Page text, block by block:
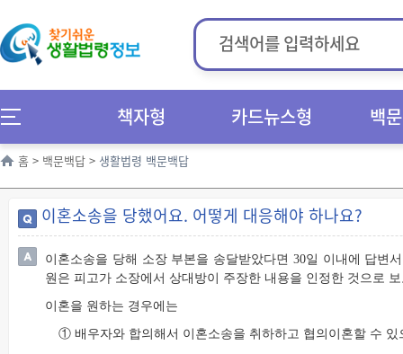
책자형 카드뉴스형 백
홈 > 백문백답 > 생활법령 백문백답
이혼소송을 당했어요. 어떻게 대응해야 하나요?
이혼소송을 당해 소장 부본을 송달받았다면 30일 이내에 답변
원은 피고가 소장에서 상대방이 주장한 내용을 인정한 것으로
이혼을 원하는 경우에는
① 배우자와 합의해서 이혼소송을 취하하고 협의이혼할 수 있